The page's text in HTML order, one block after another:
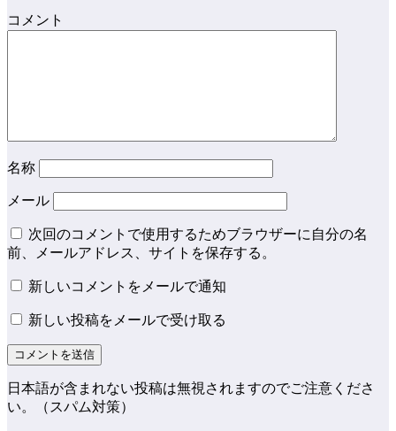
コメント
名称
メール
次回のコメントで使用するためブラウザーに自分の名
前、メールアドレス、サイトを保存する。
新しいコメントをメールで通知
新しい投稿をメールで受け取る
日本語が含まれない投稿は無視されますのでご注意くださ
い。（スパム対策）